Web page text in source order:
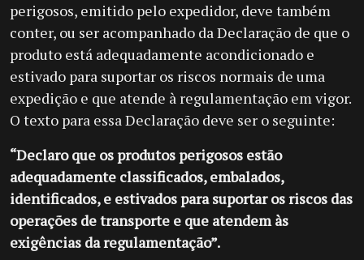
perigosos, emitido pelo expedidor, deve também
conter, ou ser acompanhado da Declaração de que o
produto está adequadamente acondicionado e
estivado para suportar os riscos normais de uma
expedição e que atende à regulamentação em vigor.
O texto para essa Declaração deve ser o seguinte:
“Declaro que os produtos perigosos estão
adequadamente classificados, embalados,
identificados, e estivados para suportar os riscos das
operações de transporte e que atendem às
exigências da regulamentação”.